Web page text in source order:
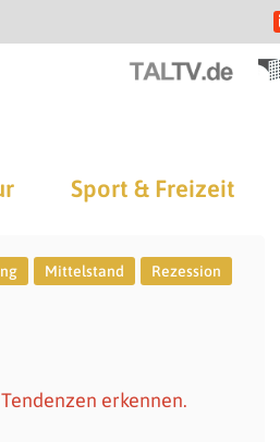
Sport & Freizeit
Mittelstand Rezession
erkennen.